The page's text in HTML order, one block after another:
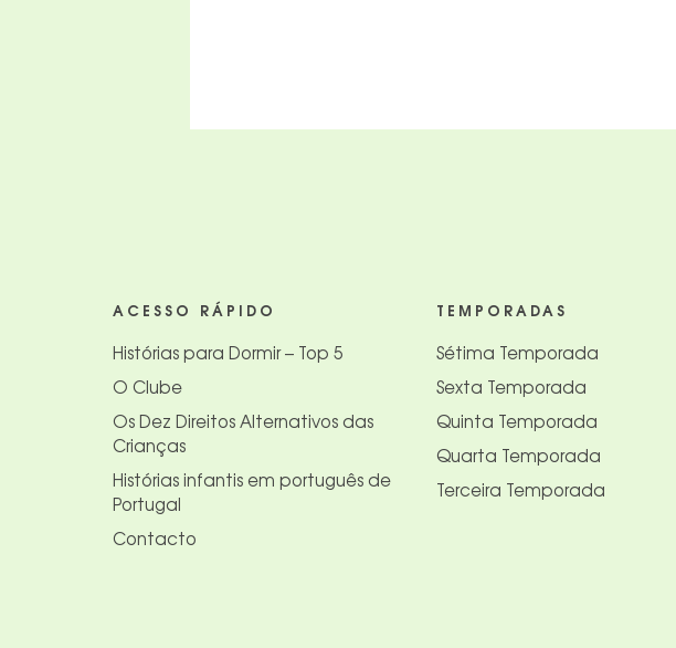
ACESSO RÁPIDO
Histórias para Dormir – Top 5
O Clube
Os Dez Direitos Alternativos das
Crianças
Histórias infantis em português de
Portugal
Contacto
TEMPORADAS
Sétima Temporada
Sexta Temporada
Quinta Temporada
Quarta Temporada
Terceira Temporada